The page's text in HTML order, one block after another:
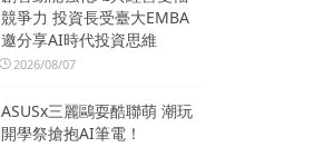
競爭力 投資長受臺大EMBA
邀分享AI時代投資思維
2026/08/07
ASUSx三麗鷗耍酷聯萌 潮玩
開學祭搶抱AI筆電！